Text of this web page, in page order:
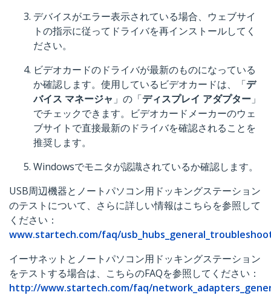
デバイスがエラー表示されている場合、ウェブサイ
トの指示に従ってドライバを再インストールしてく
ださい。
ビデオカードのドライバが最新のものになっている
か確認します。使用しているビデオカードは、「デ
バイス マネージャ 」の「ディスプレイ アダプター 」
でチェックできます。ビデオカードメーカーのウェ
ブサイトで直接最新のドライバを確認されることを
推奨します。
Windowsでモニタが認識されているか確認します。
USB周辺機器とノートパソコン用ドッキングステーション
のテストについて、さらに詳しい情報はこちらを参照して
ください：
www.startech.com/faq/
イーサネットとノートパソコン用ドッキングステーション
をテストする場合は、こちらのFAQを参照してください：
http://www.startech.com/faq/